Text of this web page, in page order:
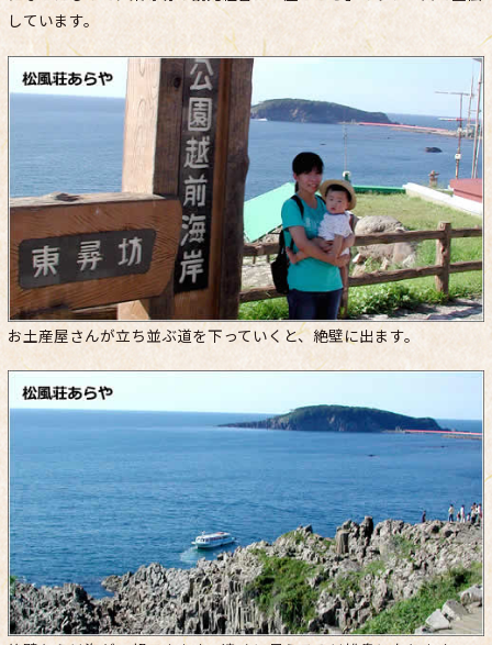
しています。
お土産屋さんが立ち並ぶ道を下っていくと、絶壁に出ます。